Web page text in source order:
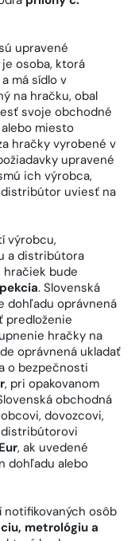
upravené
je osoba, ktorá
má sídlo v
na hračku, obal
svoje obchodné
miesto
hračky vyrobené v
upravené
ich výrobca,
uviesť na
výrobcu,
a distribútora
hračiek bude
. Slovenská
dohľadu oprávnená
predloženie
hračky na
oprávnená ukladať
o bezpečnosti
, pri opakovanom
obchodná
dovozcovi,
, ak uvedené
dohľadu alebo
notifikovaných osôb
metrológiu a